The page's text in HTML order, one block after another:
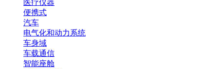
医疗仪器
便携式
汽车
电气化和动力系统
车身域
车载通信
智能座舱